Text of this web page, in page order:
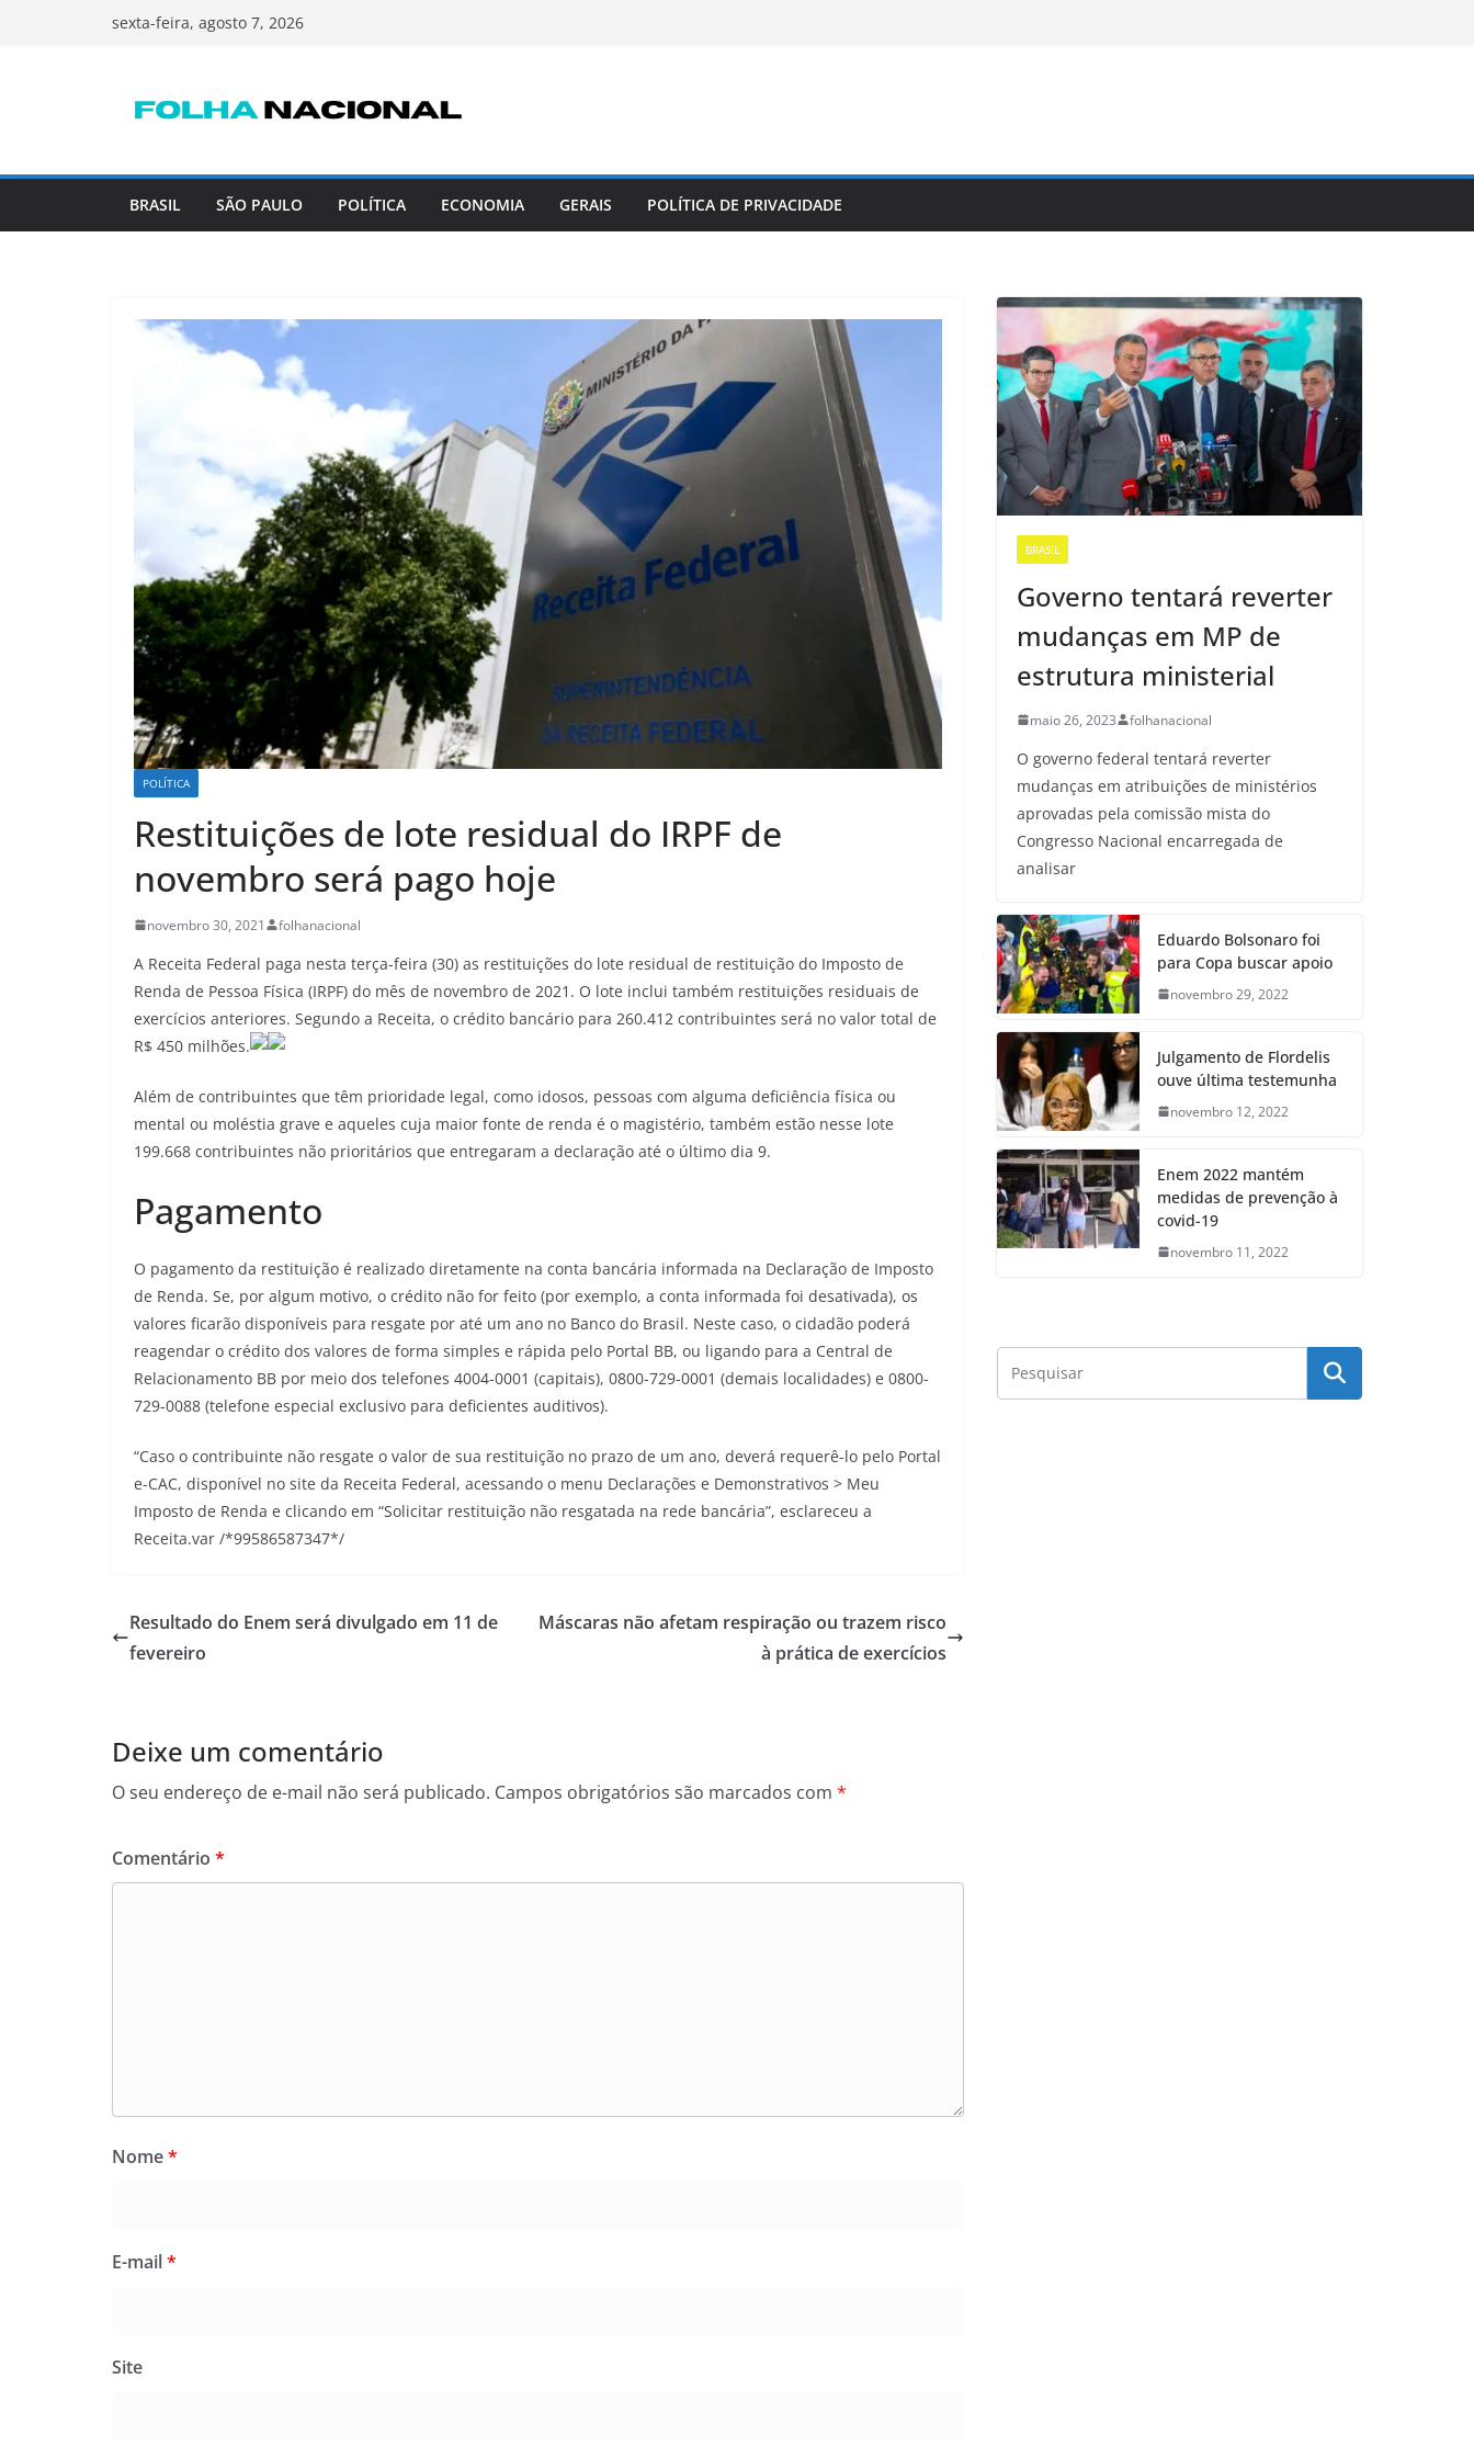
sexta-feira, agosto 7, 2026
BRASIL SÃO PAULO POLÍTICA ECONOMIA GERAIS POLÍTICA DE PRIVACIDADE
POLÍTICA
Restituições de lote residual do IRPF de
novembro será pago hoje
novembro 30, 2021 folhanacional
A Receita Federal paga nesta terça-feira (30) as restituições do lote residual de restituição do Imposto de
Renda de Pessoa Física (IRPF) do mês de novembro de 2021. O lote inclui também restituições residuais de
exercícios anteriores. Segundo a Receita, o crédito bancário para 260.412 contribuintes será no valor total de
R$ 450 milhões.
Além de contribuintes que têm prioridade legal, como idosos, pessoas com alguma deficiência física ou
mental ou moléstia grave e aqueles cuja maior fonte de renda é o magistério, também estão nesse lote
199.668 contribuintes não prioritários que entregaram a declaração até o último dia 9.
Pagamento
O pagamento da restituição é realizado diretamente na conta bancária informada na Declaração de Imposto
de Renda. Se, por algum motivo, o crédito não for feito (por exemplo, a conta informada foi desativada), os
valores ficarão disponíveis para resgate por até um ano no Banco do Brasil. Neste caso, o cidadão poderá
reagendar o crédito dos valores de forma simples e rápida pelo Portal BB, ou ligando para a Central de
Relacionamento BB por meio dos telefones 4004-0001 (capitais), 0800-729-0001 (demais localidades) e 0800-
729-0088 (telefone especial exclusivo para deficientes auditivos).
“Caso o contribuinte não resgate o valor de sua restituição no prazo de um ano, deverá requerê-lo pelo Portal
e-CAC, disponível no site da Receita Federal, acessando o menu Declarações e Demonstrativos > Meu
Imposto de Renda e clicando em “Solicitar restituição não resgatada na rede bancária”, esclareceu a
Receita.var /*99586587347*/
Resultado do Enem será divulgado em 11 de
fevereiro
Máscaras não afetam respiração ou trazem risco
à prática de exercícios
Deixe um comentário
O seu endereço de e-mail não será publicado. Campos obrigatórios são marcados com *
Comentário *
Nome*
E-mail*
Site
BRASIL
Governo tentará reverter
mudanças em MP de
estrutura ministerial
maio 26, 2023 folhanacional
O governo federal tentará reverter
mudanças em atribuições de ministérios
aprovadas pela comissão mista do
Congresso Nacional encarregada de
analisar
Eduardo Bolsonaro foi
para Copa buscar apoio
novembro 29, 2022
Julgamento de Flordelis
ouve última testemunha
novembro 12, 2022
Enem 2022 mantém
medidas de prevenção à
covid-19
novembro 11, 2022